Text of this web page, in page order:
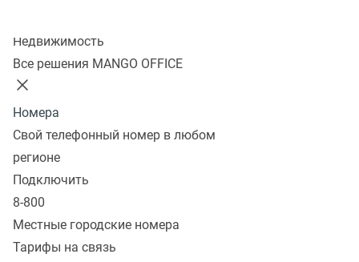
Недвижимость
Все решения MANGO OFFICE
Номера
Свой телефонный номер в любом
регионе
Подключить
8-800
Местные городские номера
Тарифы на связь
Интерактивное голосовое
меню IVR
К сожалению, в данный момент мы не работаем.
Оставьте сообщение после сигнала, и мы перезвоним
Для соединения с